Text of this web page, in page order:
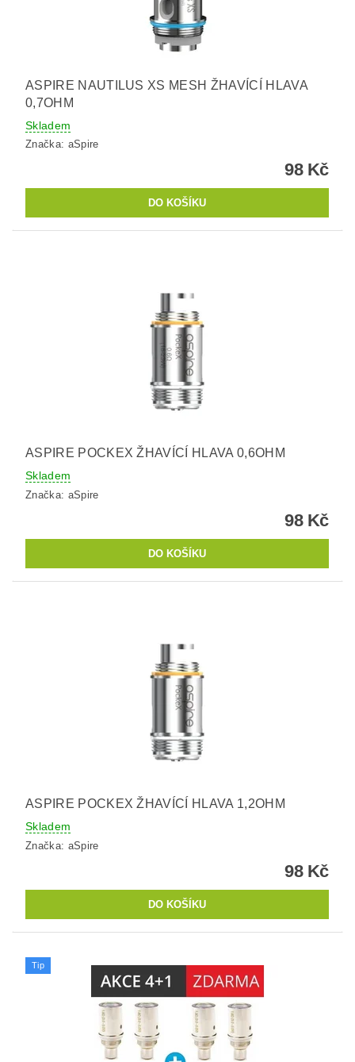
ASPIRE NAUTILUS XS MESH ŽHAVÍCÍ HLAVA
0,7OHM
Skladem
Značka: aSpire
98 Kč
ASPIRE POCKEX ŽHAVÍCÍ HLAVA 0,6OHM
Skladem
Značka: aSpire
98 Kč
ASPIRE POCKEX ŽHAVÍCÍ HLAVA 1,2OHM
Skladem
Značka: aSpire
98 Kč
Tip